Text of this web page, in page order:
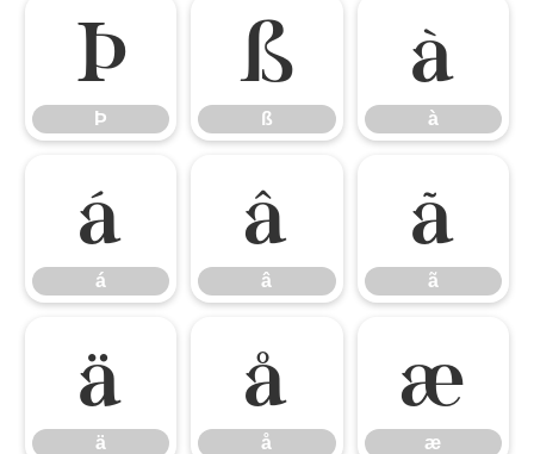
Þ
Þ
ß
ß
à
à
á
á
â
â
ã
ã
ä
ä
å
å
æ
æ